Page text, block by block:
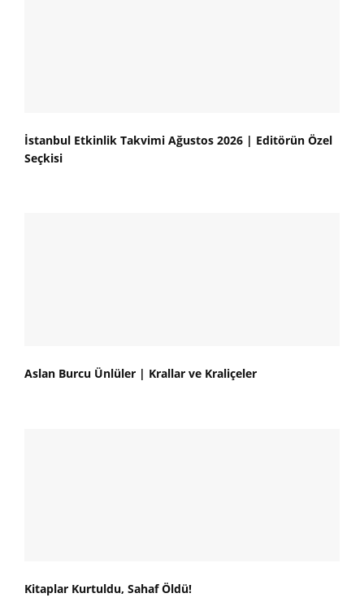
İstanbul Etkinlik Takvimi Ağustos 2026 | Editörün Özel
Seçkisi
Aslan Burcu Ünlüler | Krallar ve Kraliçeler
Kitaplar Kurtuldu, Sahaf Öldü!